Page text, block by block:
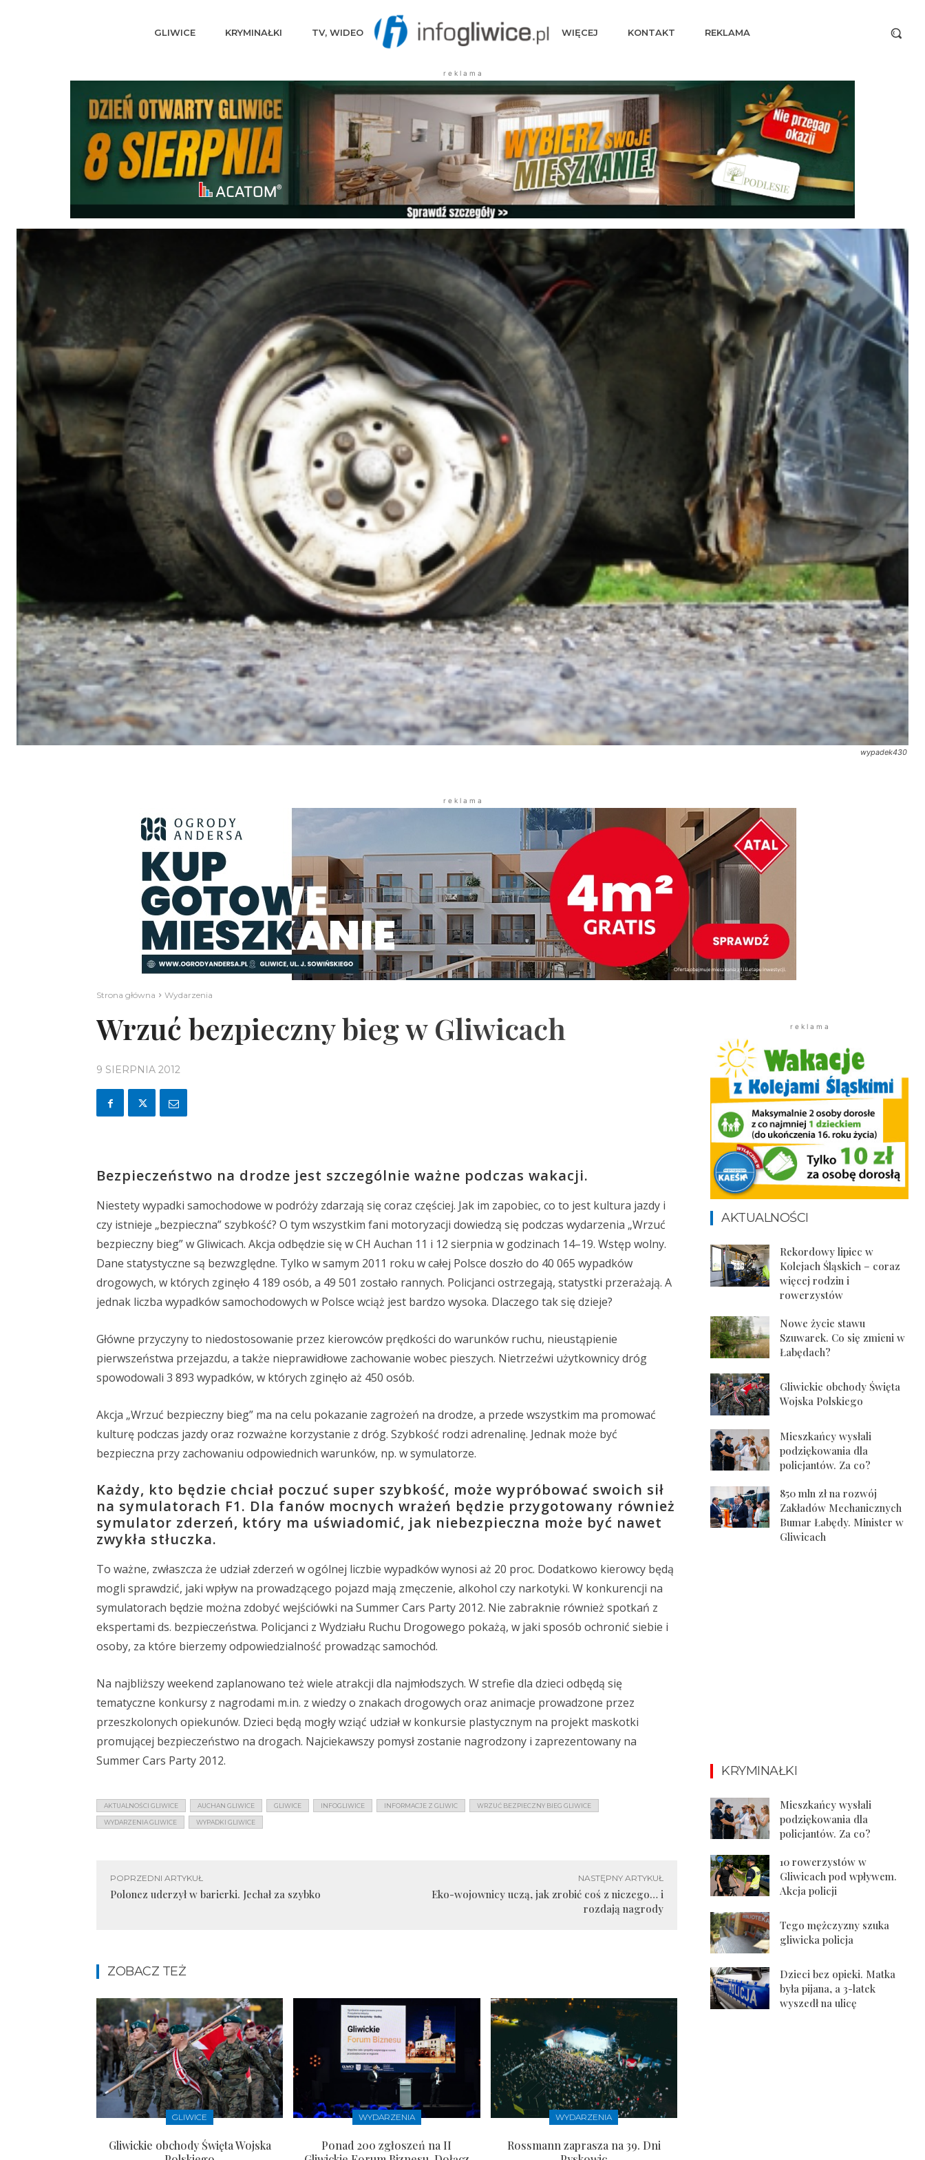
GLIWICE KRYMINAŁKI TV, WIDEO WIĘCEJ KONTAKT REKLAMA
r e k l a m a
wypadek430
r e k l a m a
Strona główna Wydarzenia
Wrzuć bezpieczny bieg w Gliwicach
9 SIERPNIA 2012
Bezpieczeństwo na drodze jest szczególnie ważne podczas wakacji.
Niestety wypadki samochodowe w podróży zdarzają się coraz częściej. Jak im zapobiec, co to jest kultura jazdy i
czy istnieje „bezpieczna” szybkość? O tym wszystkim fani motoryzacji dowiedzą się podczas wydarzenia „Wrzuć
bezpieczny bieg” w Gliwicach. Akcja odbędzie się w CH Auchan 11 i 12 sierpnia w godzinach 14–19. Wstęp wolny.
Dane statystyczne są bezwzględne. Tylko w samym 2011 roku w całej Polsce doszło do 40 065 wypadków
drogowych, w których zginęło 4 189 osób, a 49 501 zostało rannych. Policjanci ostrzegają, statystki przerażają. A
jednak liczba wypadków samochodowych w Polsce wciąż jest bardzo wysoka. Dlaczego tak się dzieje?
Główne przyczyny to niedostosowanie przez kierowców prędkości do warunków ruchu, nieustąpienie
pierwszeństwa przejazdu, a także nieprawidłowe zachowanie wobec pieszych. Nietrzeźwi użytkownicy dróg
spowodowali 3 893 wypadków, w których zginęło aż 450 osób.
Akcja „Wrzuć bezpieczny bieg” ma na celu pokazanie zagrożeń na drodze, a przede wszystkim ma promować
kulturę podczas jazdy oraz rozważne korzystanie z dróg. Szybkość rodzi adrenalinę. Jednak może być
bezpieczna przy zachowaniu odpowiednich warunków, np. w symulatorze.
Każdy, kto będzie chciał poczuć super szybkość, może wypróbować swoich sił
na symulatorach F1. Dla fanów mocnych wrażeń będzie przygotowany również
symulator zderzeń, który ma uświadomić, jak niebezpieczna może być nawet
zwykła stłuczka.
To ważne, zwłaszcza że udział zderzeń w ogólnej liczbie wypadków wynosi aż 20 proc. Dodatkowo kierowcy będą
mogli sprawdzić, jaki wpływ na prowadzącego pojazd mają zmęczenie, alkohol czy narkotyki. W konkurencji na
symulatorach będzie można zdobyć wejściówki na Summer Cars Party 2012. Nie zabraknie również spotkań z
ekspertami ds. bezpieczeństwa. Policjanci z Wydziału Ruchu Drogowego pokażą, w jaki sposób ochronić siebie i
osoby, za które bierzemy odpowiedzialność prowadząc samochód.
Na najbliższy weekend zaplanowano też wiele atrakcji dla najmłodszych. W strefie dla dzieci odbędą się
tematyczne konkursy z nagrodami m.in. z wiedzy o znakach drogowych oraz animacje prowadzone przez
przeszkolonych opiekunów. Dzieci będą mogły wziąć udział w konkursie plastycznym na projekt maskotki
promującej bezpieczeństwo na drogach. Najciekawszy pomysł zostanie nagrodzony i zaprezentowany na
Summer Cars Party 2012.
AKTUALNOŚCI GLIWICE AUCHAN GLIWICE GLIWICE INFOGLIWICE INFORMACJE Z GLIWIC WRZUĆ BEZPIECZNY BIEG GLIWICE
WYDARZENIA GLIWICE WYPADKI GLIWICE
POPRZEDNI ARTYKUŁ
Polonez uderzył w barierki. Jechał za szybko
NASTĘPNY ARTYKUŁ
Eko-wojownicy uczą, jak zrobić coś z niczego… i
rozdają nagrody
ZOBACZ TEŻ
GLIWICE
Gliwickie obchody Święta Wojska
WYDARZENIA
Ponad 200 zgłoszeń na II
WYDARZENIA
Rossmann zaprasza na 39. Dni
r e k l a m a
AKTUALNOŚCI
Rekordowy lipiec w
Kolejach Śląskich – coraz
więcej rodzin i
rowerzystów
Nowe życie stawu
Szuwarek. Co się zmieni w
Łabędach?
Gliwickie obchody Święta
Wojska Polskiego
Mieszkańcy wysłali
podziękowania dla
policjantów. Za co?
850 mln zł na rozwój
Zakładów Mechanicznych
Bumar Łabędy. Minister w
Gliwicach
KRYMINAŁKI
Mieszkańcy wysłali
podziękowania dla
policjantów. Za co?
10 rowerzystów w
Gliwicach pod wpływem.
Akcja policji
Tego mężczyzny szuka
gliwicka policja
Dzieci bez opieki. Matka
była pijana, a 3-latek
wyszedł na ulicę